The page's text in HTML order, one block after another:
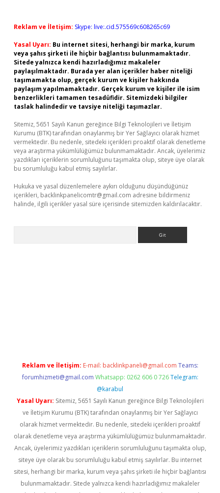
Reklam ve İletişim: Skype: live:.cid.575569c608265c69
Yasal Uyarı: Bu internet sitesi, herhangi bir marka, kurum
veya şahıs şirketi ile hiçbir bağlantısı bulunmamaktadır.
Sitede yalnızca kendi hazırladığımız makaleler
paylaşılmaktadır. Burada yer alan içerikler haber niteliği
taşımamakta olup, gerçek kurum ve kişiler hakkında
paylaşım yapılmamaktadır. Gerçek kurum ve kişiler ile isim
benzerlikleri tamamen tesadüfidir. Sitemizdeki bilgiler
taslak halindedir ve tavsiye niteliği taşımazlar.
Sitemiz, 5651 Sayılı Kanun gereğince Bilgi Teknolojileri ve İletişim
Kurumu (BTK) tarafından onaylanmış bir Yer Sağlayıcı olarak hizmet
vermektedir. Bu nedenle, sitedeki içerikleri proaktif olarak denetleme
veya araştırma yükümlülüğümüz bulunmamaktadır. Ancak, üyelerimiz
yazdıkları içeriklerin sorumluluğunu taşımakta olup, siteye üye olarak
bu sorumluluğu kabul etmiş sayılırlar.
Hukuka ve yasal düzenlemelere aykırı olduğunu düşündüğünüz
içerikleri, backlinkpanelicomtr@gmail.com adresine bildirmeniz
halinde, ilgili içerikler yasal süre içerisinde sitemizden kaldırılacaktır.
Reklam ve İletişim: E-mail: backlinkpaneli@gmail.com Teams:
forumhizmeti@gmail.com Whatsapp: 0262 606 0 726 Telegram:
@karabul
Yasal Uyarı: Sitemiz, 5651 Sayılı Kanun gereğince Bilgi Teknolojileri
ve İletişim Kurumu (BTK) tarafından onaylanmış bir Yer Sağlayıcı
olarak hizmet vermektedir. Bu nedenle, sitedeki içerikleri proaktif
olarak denetleme veya araştırma yükümlülüğümüz bulunmamaktadır.
Ancak, üyelerimiz yazdıkları içeriklerin sorumluluğunu taşımakta olup,
siteye üye olarak bu sorumluluğu kabul etmiş sayılırlar. Bu internet
sitesi, herhangi bir marka, kurum veya şahıs şirketi ile hiçbir bağlantısı
bulunmamaktadır. Sitede yalnızca kendi hazırladığımız makaleler